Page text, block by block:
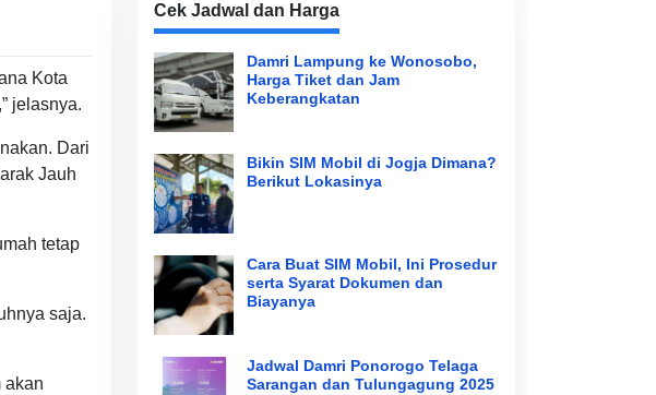
Kota
jelasnya.
Dari
Jauh
tetap
saja.
akan
Cek Jadwal dan Harga
Damri Lampung ke Wonosobo,
Harga Tiket dan Jam
Keberangkatan
Bikin SIM Mobil di Jogja Dimana?
Berikut Lokasinya
Cara Buat SIM Mobil, Ini Prosedur
serta Syarat Dokumen dan
Biayanya
Jadwal Damri Ponorogo Telaga
Sarangan dan Tulungagung 2025